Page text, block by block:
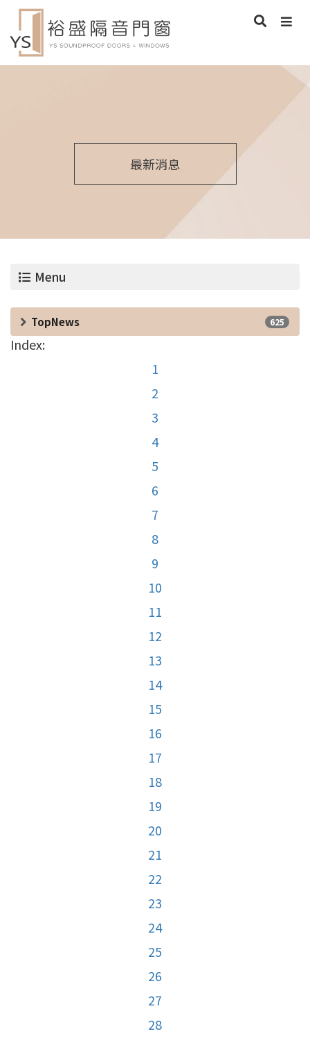
最新消息
Menu
TopNews 625
Index:
1
2
3
4
5
6
7
8
9
10
11
12
13
14
15
16
17
18
19
20
21
22
23
24
25
26
27
28